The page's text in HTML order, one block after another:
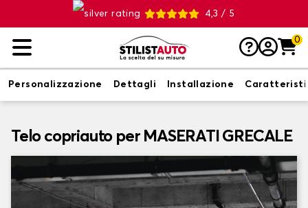
4,3 / 5
0
Personalizzazione Dettagli Installazione
Telo copriauto per MASERATI GRECALE